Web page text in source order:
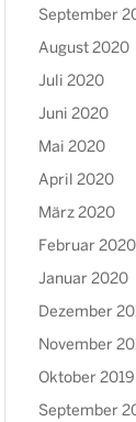
September
August 2020
Juli 2020
Juni 2020
Mai 2020
April 2020
März 2020
Februar 2020
Januar 2020
Dezember
November
Oktober 2019
September